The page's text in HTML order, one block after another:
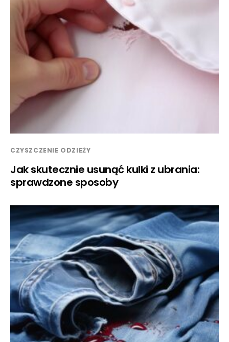
CZYSZCZENIE ODZIEŻY
Jak skutecznie usunąć kulki z ubrania:
sprawdzone sposoby